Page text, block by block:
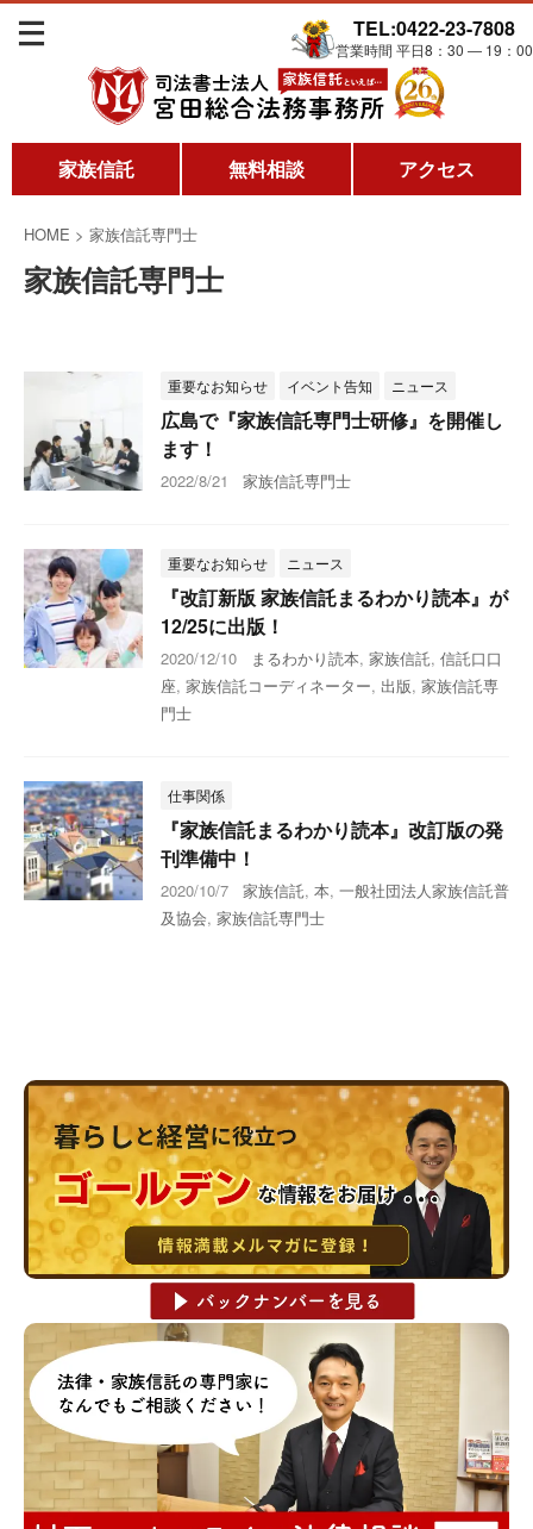
TEL:0422-23-7808
営業時間 平日8：30 ― 19：00
家族信託 無料相談 アクセス
HOME > 家族信託専門士
家族信託専門士
重要なお知らせ イベント告知 ニュース
広島で『家族信託専門士研修』を開催し
ます！
2022/8/21 家族信託専門士
重要なお知らせ ニュース
『改訂新版 家族信託まるわかり読本』が
12/25に出版！
2020/12/10 まるわかり読本, 家族信託, 信託口口
座, 家族信託コーディネーター, 出版, 家族信託専
門士
仕事関係
『家族信託まるわかり読本』改訂版の発
刊準備中！
2020/10/7 家族信託, 本, 一般社団法人家族信託普
及協会, 家族信託専門士